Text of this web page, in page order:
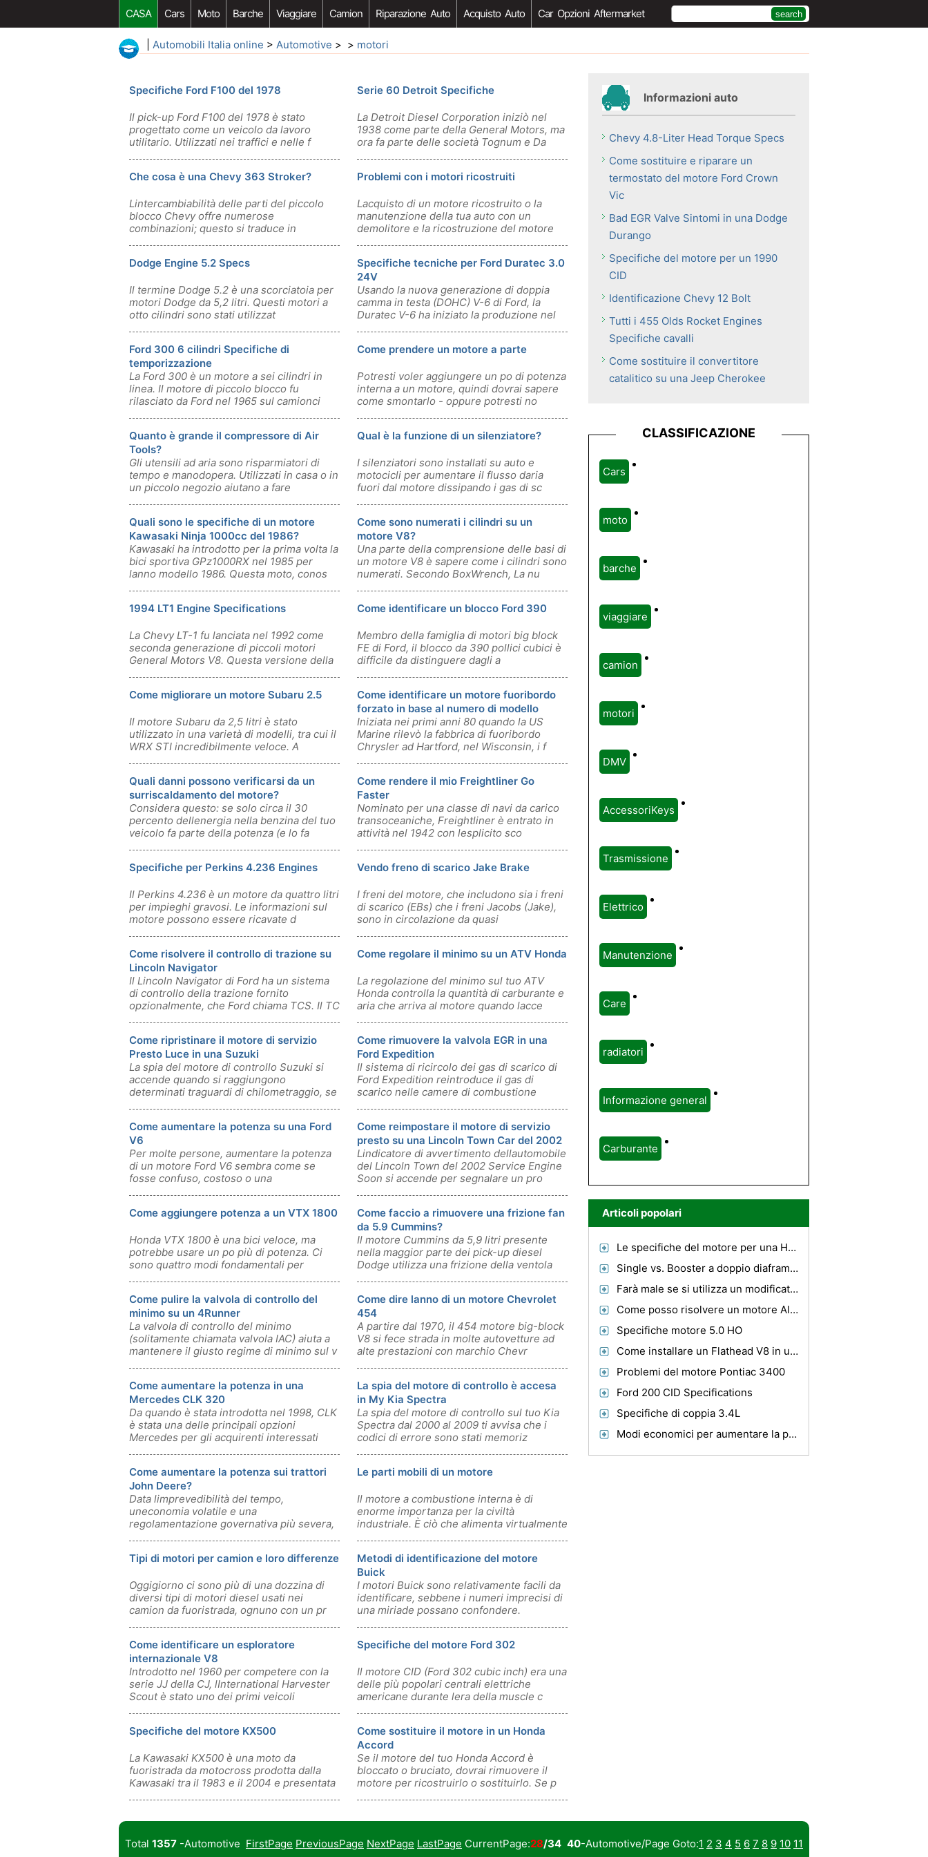
CASA Cars Moto Barche Viaggiare Camion Riparazione Auto Acquisto Auto Car Opzioni Aftermarket
Automobili Italia online > Automotive > > motori
Specifiche Ford F100 del 1978
Il pick-up Ford F100 del 1978 è stato
progettato come un veicolo da lavoro
utilitario. Utilizzati nei traffici e nelle f
Serie 60 Detroit Specifiche
La Detroit Diesel Corporation iniziò nel
1938 come parte della General Motors, ma
ora fa parte delle società Tognum e Da
Che cosa è una Chevy 363 Stroker?
Lintercambiabilità delle parti del piccolo
blocco Chevy offre numerose
combinazioni; questo si traduce in
Problemi con i motori ricostruiti
Lacquisto di un motore ricostruito o la
manutenzione della tua auto con un
demolitore e la ricostruzione del motore
Dodge Engine 5.2 Specs
Il termine Dodge 5.2 è una scorciatoia per
motori Dodge da 5,2 litri. Questi motori a
otto cilindri sono stati utilizzat
Specifiche tecniche per Ford Duratec 3.0
24V
Usando la nuova generazione di doppia
camma in testa (DOHC) V-6 di Ford, la
Duratec V-6 ha iniziato la produzione nel
Ford 300 6 cilindri Specifiche di
temporizzazione
La Ford 300 è un motore a sei cilindri in
linea. Il motore di piccolo blocco fu
rilasciato da Ford nel 1965 sul camionci
Come prendere un motore a parte
Potresti voler aggiungere un po di potenza
interna a un motore, quindi dovrai sapere
come smontarlo - oppure potresti no
Quanto è grande il compressore di Air
Tools?
Gli utensili ad aria sono risparmiatori di
tempo e manodopera. Utilizzati in casa o in
un piccolo negozio aiutano a fare
Qual è la funzione di un silenziatore?
I silenziatori sono installati su auto e
motocicli per aumentare il flusso daria
fuori dal motore dissipando i gas di sc
Quali sono le specifiche di un motore
Kawasaki Ninja 1000cc del 1986?
Kawasaki ha introdotto per la prima volta la
bici sportiva GPz1000RX nel 1985 per
lanno modello 1986. Questa moto, conos
Come sono numerati i cilindri su un
motore V8?
Una parte della comprensione delle basi di
un motore V8 è sapere come i cilindri sono
numerati. Secondo BoxWrench, La nu
1994 LT1 Engine Specifications
La Chevy LT-1 fu lanciata nel 1992 come
seconda generazione di piccoli motori
General Motors V8. Questa versione della
Come identificare un blocco Ford 390
Membro della famiglia di motori big block
FE di Ford, il blocco da 390 pollici cubici è
difficile da distinguere dagli a
Come migliorare un motore Subaru 2.5
Il motore Subaru da 2,5 litri è stato
utilizzato in una varietà di modelli, tra cui il
WRX STI incredibilmente veloce. A
Come identificare un motore fuoribordo
forzato in base al numero di modello
Iniziata nei primi anni 80 quando la US
Marine rilevò la fabbrica di fuoribordo
Chrysler ad Hartford, nel Wisconsin, i f
Quali danni possono verificarsi da un
surriscaldamento del motore?
Considera questo: se solo circa il 30
percento dellenergia nella benzina del tuo
veicolo fa parte della potenza (e lo fa
Come rendere il mio Freightliner Go
Faster
Nominato per una classe di navi da carico
transoceaniche, Freightliner è entrato in
attività nel 1942 con lesplicito sco
Specifiche per Perkins 4.236 Engines
Il Perkins 4.236 è un motore da quattro litri
per impieghi gravosi. Le informazioni sul
motore possono essere ricavate d
Vendo freno di scarico Jake Brake
I freni del motore, che includono sia i freni
di scarico (EBs) che i freni Jacobs (Jake),
sono in circolazione da quasi
Come risolvere il controllo di trazione su
Lincoln Navigator
Il Lincoln Navigator di Ford ha un sistema
di controllo della trazione fornito
opzionalmente, che Ford chiama TCS. Il TC
Come regolare il minimo su un ATV Honda
La regolazione del minimo sul tuo ATV
Honda controlla la quantità di carburante e
aria che arriva al motore quando lacce
Come ripristinare il motore di servizio
Presto Luce in una Suzuki
La spia del motore di controllo Suzuki si
accende quando si raggiungono
determinati traguardi di chilometraggio, se
Come rimuovere la valvola EGR in una
Ford Expedition
Il sistema di ricircolo dei gas di scarico di
Ford Expedition reintroduce il gas di
scarico nelle camere di combustione
Come aumentare la potenza su una Ford
V6
Per molte persone, aumentare la potenza
di un motore Ford V6 sembra come se
fosse confuso, costoso o una
Come reimpostare il motore di servizio
presto su una Lincoln Town Car del 2002
Lindicatore di avvertimento dellautomobile
del Lincoln Town del 2002 Service Engine
Soon si accende per segnalare un pro
Come aggiungere potenza a un VTX 1800
Honda VTX 1800 è una bici veloce, ma
potrebbe usare un po più di potenza. Ci
sono quattro modi fondamentali per
Come faccio a rimuovere una frizione fan
da 5.9 Cummins?
Il motore Cummins da 5,9 litri presente
nella maggior parte dei pick-up diesel
Dodge utilizza una frizione della ventola
Come pulire la valvola di controllo del
minimo su un 4Runner
La valvola di controllo del minimo
(solitamente chiamata valvola IAC) aiuta a
mantenere il giusto regime di minimo sul v
Come dire lanno di un motore Chevrolet
454
A partire dal 1970, il 454 motore big-block
V8 si fece strada in molte autovetture ad
alte prestazioni con marchio Chevr
Come aumentare la potenza in una
Mercedes CLK 320
Da quando è stata introdotta nel 1998, CLK
è stata una delle principali opzioni
Mercedes per gli acquirenti interessati
La spia del motore di controllo è accesa
in My Kia Spectra
La spia del motore di controllo sul tuo Kia
Spectra dal 2000 al 2009 ti avvisa che i
codici di errore sono stati memoriz
Come aumentare la potenza sui trattori
John Deere?
Data limprevedibilità del tempo,
uneconomia volatile e una
regolamentazione governativa più severa,
Le parti mobili di un motore
Il motore a combustione interna è di
enorme importanza per la civiltà
industriale. È ciò che alimenta virtualmente
Tipi di motori per camion e loro differenze
Oggigiorno ci sono più di una dozzina di
diversi tipi di motori diesel usati nei
camion da fuoristrada, ognuno con un pr
Metodi di identificazione del motore
Buick
I motori Buick sono relativamente facili da
identificare, sebbene i numeri imprecisi di
una miriade possano confondere.
Come identificare un esploratore
internazionale V8
Introdotto nel 1960 per competere con la
serie JJ della CJ, lInternational Harvester
Scout è stato uno dei primi veicoli
Specifiche del motore Ford 302
Il motore CID (Ford 302 cubic inch) era una
delle più popolari centrali elettriche
americane durante lera della muscle c
Specifiche del motore KX500
La Kawasaki KX500 è una moto da
fuoristrada da motocross prodotta dalla
Kawasaki tra il 1983 e il 2004 e presentata
Come sostituire il motore in un Honda
Accord
Se il motore del tuo Honda Accord è
bloccato o bruciato, dovrai rimuovere il
motore per ricostruirlo o sostituirlo. Se p
Informazioni auto
Chevy 4.8-Liter Head Torque Specs
Come sostituire e riparare un
termostato del motore Ford Crown
Vic
Bad EGR Valve Sintomi in una Dodge
Durango
Specifiche del motore per un 1990
CID
Identificazione Chevy 12 Bolt
Tutti i 455 Olds Rocket Engines
Specifiche cavalli
Come sostituire il convertitore
catalitico su una Jeep Cherokee
CLASSIFICAZIONE
Cars
moto
barche
viaggiare
camion
motori
DMV
AccessoriKeys
Trasmissione
Elettrico
Manutenzione
Care
radiatori
Informazione general
Carburante
Articoli popolari
Le specifiche del motore per una Honda D17A2
Single vs. Booster a doppio diaframma Booster
Farà male se si utilizza un modificatore di attrito in un asse di slittamento non limitato?
Come posso risolvere un motore Altima Nissan che non si avvia?
Specifiche motore 5.0 HO
Come installare un Flathead V8 in un modello-A Ford
Problemi del motore Pontiac 3400
Ford 200 CID Specifications
Specifiche di coppia 3.4L
Modi economici per aumentare la potenza di una Mustang V6
Total 1357 -Automotive FirstPage PreviousPage NextPage LastPage CurrentPage:28/34 40-Automotive/Page Goto:1 2 3 4 5 6 7 8 9 10 11